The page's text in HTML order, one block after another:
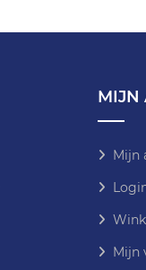
MIJN
Mijn
Mijn